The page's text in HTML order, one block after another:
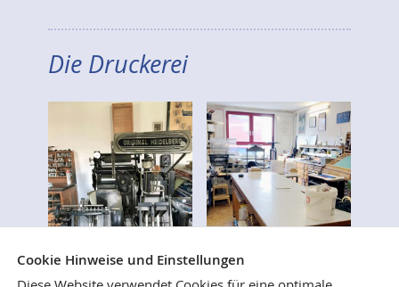
Die Druckerei
Cookie Hinweise und Einstellungen